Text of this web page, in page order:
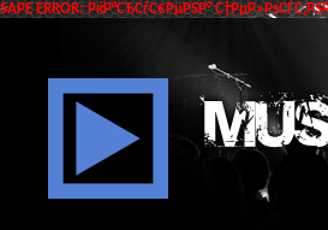
SAPE ERROR: РќР°СЂСѓС€РµРЅР°